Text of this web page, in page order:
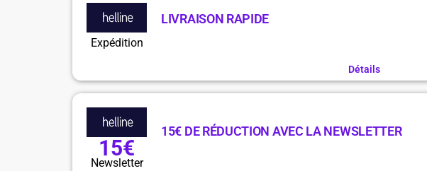
Expédition
LIVRAISON RAPIDE
Détails
15€
Newsletter
15€ DE RÉDUCTION AVEC LA NEWSLETTER